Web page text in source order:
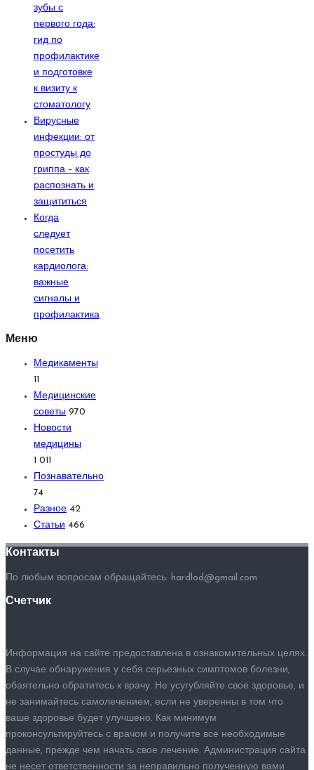
зубы с
первого года:
гид по
профилактике
и подготовке
к визиту к
стоматологу
Вирусные
инфекции: от
простуды до
гриппа – как
распознать и
защититься
Когда
следует
посетить
кардиолога:
важные
сигналы и
профилактика
Меню
Медикаменты
Медицинские
советы 970
Новости
медицины
1 011
Познавательно
74
Разное 42
Статьи 466
Контакты
По любым вопросам обращайтесь: hardlod@gmail.com
Счетчик
Информация на сайте предоставлена в ознакомительных целях.
В случае обнаружения у себя серьезных симптомов болезни,
обаятельно обратитесь к врачу. Не усугубляйте свое здоровье, и
не занимайтесь самолечением, если не уверенны в том что
ваше здоровье будет улучшено. Как минимум
проконсультируйтесь с врачом и получите все необходимые
данные, прежде чем начать свое лечение. Администрация сайта
не несет ответственности за неправильно полученную вами